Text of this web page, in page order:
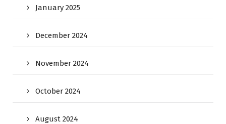
January 2025
December 2024
November 2024
October 2024
August 2024